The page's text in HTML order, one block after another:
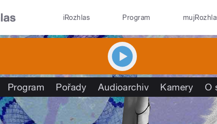
iRozhlas Program
Program Pořady Audioarchiv Kamery O